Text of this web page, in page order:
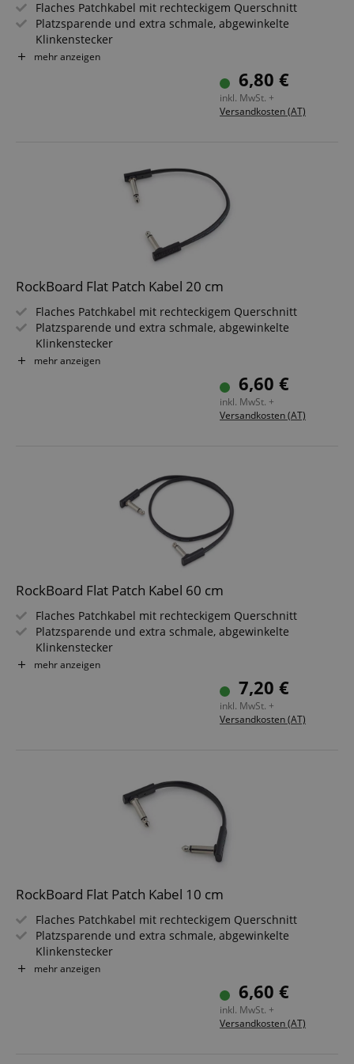
Flaches Patchkabel mit rechteckigem Querschnitt
Platzsparende und extra schmale, abgewinkelte
Klinkenstecker
Flexibler Kupferleiter (20 x 0,12 mm²)
mehr anzeigen
6,80 €
inkl. MwSt. +
Versandkosten (AT)
RockBoard Flat Patch Kabel 20 cm
Flaches Patchkabel mit rechteckigem Querschnitt
Platzsparende und extra schmale, abgewinkelte
Klinkenstecker
Flexibler Kupferleiter (20 x 0,12 mm²)
mehr anzeigen
6,60 €
inkl. MwSt. +
Versandkosten (AT)
RockBoard Flat Patch Kabel 60 cm
Flaches Patchkabel mit rechteckigem Querschnitt
Platzsparende und extra schmale, abgewinkelte
Klinkenstecker
Flexibler Kupferleiter (20 x 0,12 mm²)
mehr anzeigen
7,20 €
inkl. MwSt. +
Versandkosten (AT)
RockBoard Flat Patch Kabel 10 cm
Flaches Patchkabel mit rechteckigem Querschnitt
Platzsparende und extra schmale, abgewinkelte
Klinkenstecker
Flexibler Kupferleiter (20 x 0,12 mm²)
mehr anzeigen
6,60 €
inkl. MwSt. +
Versandkosten (AT)